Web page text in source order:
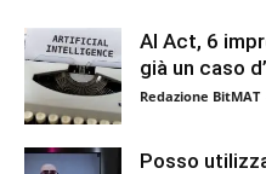
AI Act, 6
già un caso
Redazione BitMAT
Posso